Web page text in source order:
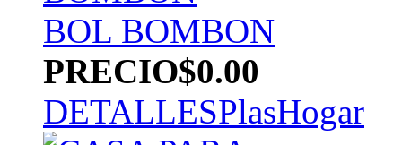
BOL BOMBON
PRECIO$0.00
DETALLESPlasHogar